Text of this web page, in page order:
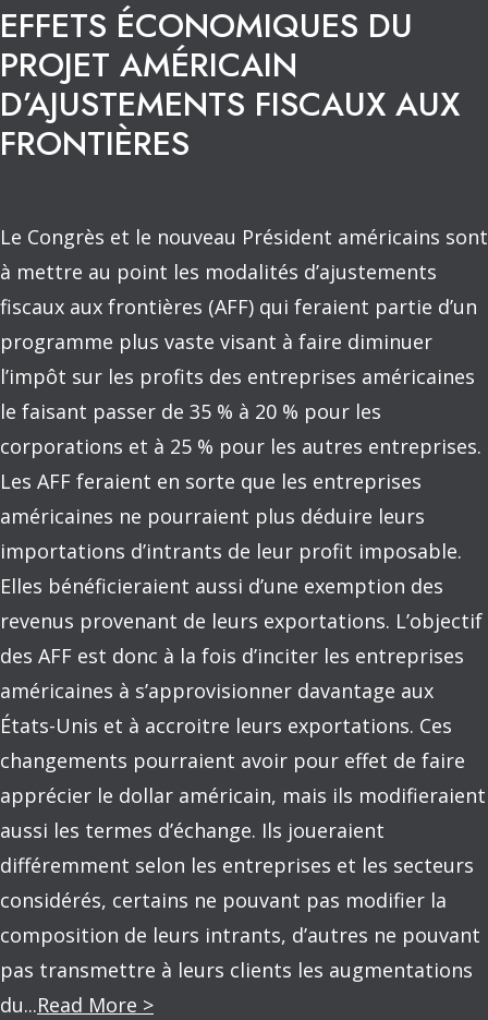
EFFETS ÉCONOMIQUES DU
PROJET AMÉRICAIN
D’AJUSTEMENTS FISCAUX AUX
FRONTIÈRES
Le Congrès et le nouveau Président américains sont
à mettre au point les modalités d’ajustements
fiscaux aux frontières (AFF) qui feraient partie d’un
programme plus vaste visant à faire diminuer
l’impôt sur les profits des entreprises américaines
le faisant passer de 35 % à 20 % pour les
corporations et à 25 % pour les autres entreprises.
Les AFF feraient en sorte que les entreprises
américaines ne pourraient plus déduire leurs
importations d’intrants de leur profit imposable.
Elles bénéficieraient aussi d’une exemption des
revenus provenant de leurs exportations. L’objectif
des AFF est donc à la fois d’inciter les entreprises
américaines à s’approvisionner davantage aux
États-Unis et à accroitre leurs exportations. Ces
changements pourraient avoir pour effet de faire
apprécier le dollar américain, mais ils modifieraient
aussi les termes d’échange. Ils joueraient
différemment selon les entreprises et les secteurs
considérés, certains ne pouvant pas modifier la
composition de leurs intrants, d’autres ne pouvant
pas transmettre à leurs clients les augmentations
du...Read More >